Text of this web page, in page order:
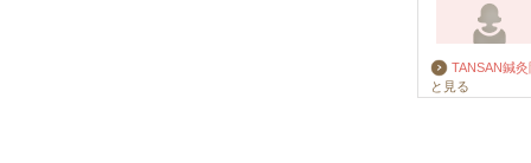
TANSAN鍼
と見る